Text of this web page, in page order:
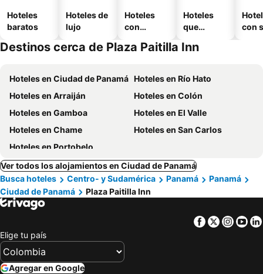
Hoteles
baratos
Hoteles de
lujo
Hoteles
con
Hoteles
que
mascotas
con
Destinos cerca de Plaza Paitilla Inn
Hoteles en Ciudad de Panamá Hoteles en Río Hato
Hoteles en Arraiján
Hoteles en Colón
Hoteles en Gamboa
Hoteles en El Valle
Hoteles en Chame
Hoteles en San Carlos
Hoteles en Portobelo
Ver todos los alojamientos en Ciudad de Panamá
Busca hoteles
Centro- y Sudamérica Panamá
Panamá
Ciudad de Panamá
Plaza Paitilla Inn
Facebook
Twitter
Elige tu país
Agregar en Google